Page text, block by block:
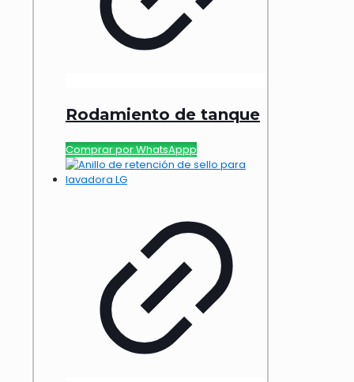
Rodamiento de tanque
Comprar por WhatsAppp